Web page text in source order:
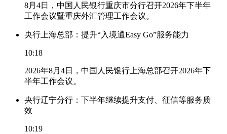
8月4日，中国人民银行重庆市分行召开2026年下半年
工作会议暨重庆外汇管理工作会议。
央行上海总部：提升“入境通Easy Go”服务能力
10:18
2026年8月4日，中国人民银行上海总部召开2026年下
半年工作会议。
央行辽宁分行：下半年继续提升支付、征信等服务质
效
10:19